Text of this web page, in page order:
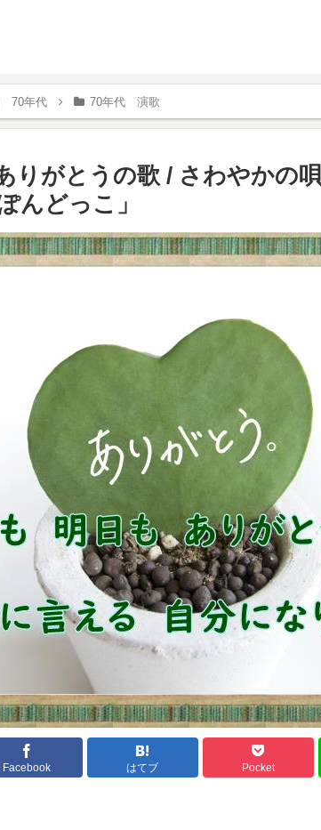
70年代 70年代 演歌
りがとうの歌 / さわやかの
んどっこ」
Facebook はてブ Pocket